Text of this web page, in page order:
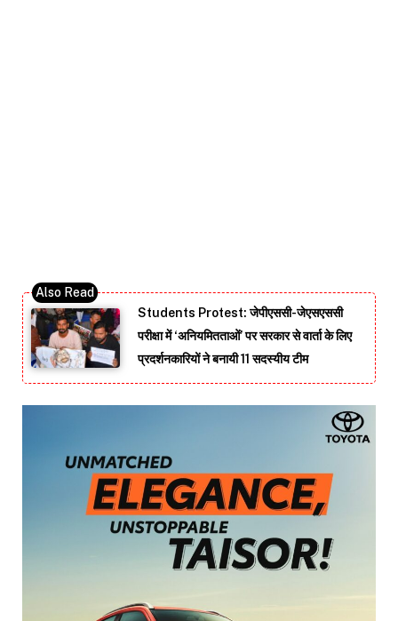
Students Protest: जेपीएससी-जेएसएससी
परीक्षा में ‘अनियमितताओं’ पर सरकार से वार्ता के लिए
प्रदर्शनकारियों ने बनायी 11 सदस्यीय टीम